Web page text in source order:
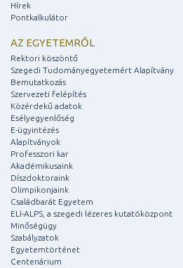
Hírek
Pontkalkulátor
AZ EGYETEMRŐL
Rektori köszöntő
Szegedi Tudományegyetemért Alapítvány
Bemutatkozás
Szervezeti felépítés
Közérdekű adatok
Esélyegyenlőség
E-ügyintézés
Alapítványok
Professzori kar
Akadémikusaink
Díszdoktoraink
Olimpikonjaink
Családbarát Egyetem
ELI-ALPS, a szegedi lézeres kutatóközpont
Minőségügy
Szabályzatok
Egyetemtörténet
Centenárium